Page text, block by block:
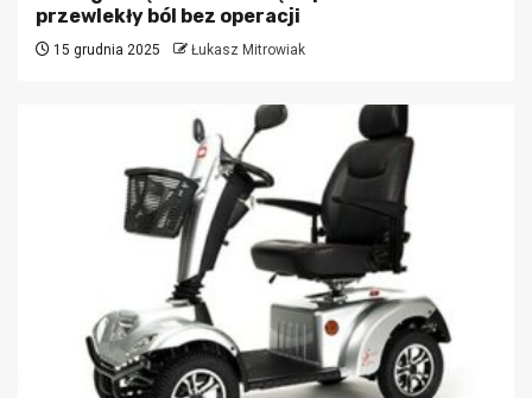
przewlekły ból bez operacji
15 grudnia 2025 Łukasz Mitrowiak